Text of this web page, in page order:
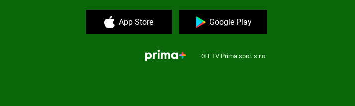
App Store Google Play
© FTV Prima spol. s r.o.